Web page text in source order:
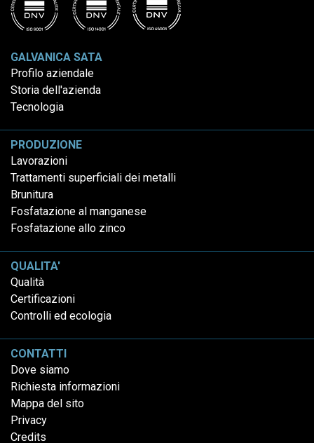
GALVANICA SATA
Profilo aziendale
Storia dell'azienda
Tecnologia
PRODUZIONE
Lavorazioni
Trattamenti superficiali dei metalli
Brunitura
Fosfatazione al manganese
Fosfatazione allo zinco
QUALITA'
Qualità
Certificazioni
Controlli ed ecologia
CONTATTI
Dove siamo
Richiesta informazioni
Mappa del sito
Privacy
Credits